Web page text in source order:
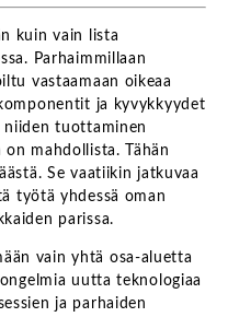
kuin vain lista
Parhaimmillaan
vastaamaan oikeaa
ja kyvykkyydet
niiden tuottaminen
mahdollista. Tähän
Se vaatiikin jatkuvaa
työtä yhdessä oman
parissa.
vain yhtä osa-aluetta
uutta teknologiaa
ja parhaiden